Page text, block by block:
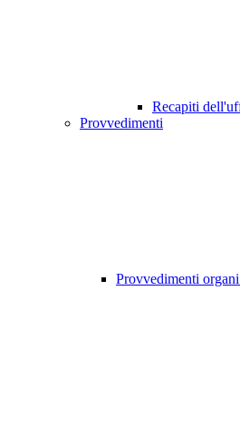
Recapiti
Provvedimenti
Provvedimenti